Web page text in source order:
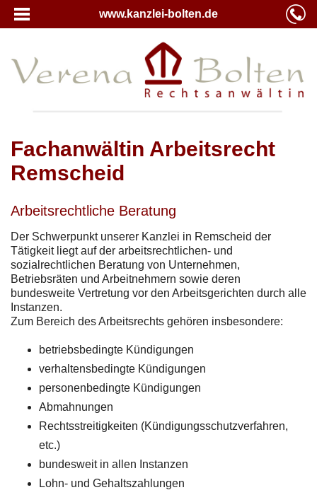
www.kanzlei-bolten.de
Fachanwältin Arbeitsrecht
Remscheid
Arbeitsrechtliche Beratung
Der Schwerpunkt unserer Kanzlei in Remscheid der
Tätigkeit liegt auf der arbeitsrechtlichen- und
sozialrechtlichen Beratung von Unternehmen,
Betriebsräten und Arbeitnehmern sowie deren
bundesweite Vertretung vor den Arbeitsgerichten durch alle
Instanzen.
Zum Bereich des Arbeitsrechts gehören insbesondere:
betriebsbedingte Kündigungen
verhaltensbedingte Kündigungen
personenbedingte Kündigungen
Abmahnungen
Rechtsstreitigkeiten (Kündigungsschutzverfahren,
etc.)
bundesweit in allen Instanzen
Lohn- und Gehaltszahlungen